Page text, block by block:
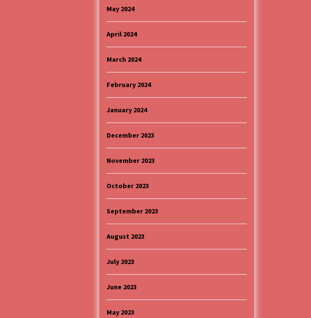
May 2024
April 2024
March 2024
February 2024
January 2024
December 2023
November 2023
October 2023
September 2023
August 2023
July 2023
June 2023
May 2023